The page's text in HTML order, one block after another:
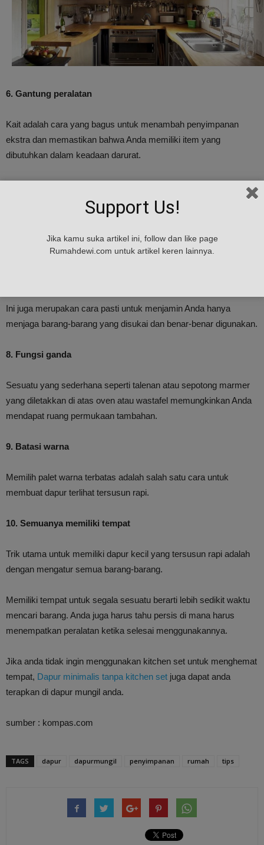
6. Gantung peralatan
Kait adalah cara yang bagus untuk menambah penyimpanan
ekstra dan memastikan bahwa Anda memiliki item yang
dibutuhkan dalam keadaan darurat.
untuk mencari barang yang dibutuhkan dalam laci atau lemari.
Ini juga merupakan cara pasti untuk menjamin Anda hanya
menjaga barang-barang yang disukai dan benar-benar digunakan.
8. Fungsi ganda
Sesuatu yang sederhana seperti talenan atau sepotong marmer
yang diletakkan di atas oven atau wastafel memungkinkan Anda
mendapat ruang permukaan tambahan.
9. Batasi warna
Memilih palet warna terbatas adalah salah satu cara untuk
membuat dapur terlihat tersusun rapi.
10. Semuanya memiliki tempat
Trik utama untuk memiliki dapur kecil yang tersusun rapi adalah
dengan mengatur semua barang-barang.
Memiliki tempat untuk segala sesuatu berarti lebih sedikit waktu
mencari barang. Anda juga harus tahu persis di mana harus
menempatkan peralatan ketika selesai menggunakannya.
Jika anda tidak ingin menggunakan kitchen set untuk menghemat
tempat, Dapur minimalis tanpa kitchen set juga dapat anda
terapkan di dapur mungil anda.
sumber : kompas.com
TAGS dapur dapurmungil penyimpanan rumah tips
Support Us!
Jika kamu suka artikel ini, follow dan like page
Rumahdewi.com untuk artikel keren lainnya.